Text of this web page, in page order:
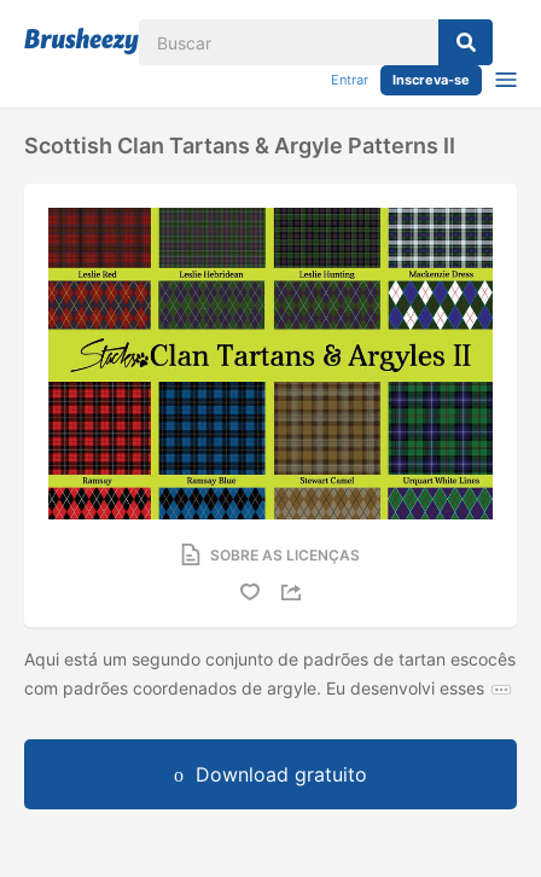
Entrar Inscreva-se
Scottish Clan Tartans & Argyle Patterns II
SOBRE AS LICENÇAS
Aqui está um segundo conjunto de padrões de tartan escocês
com padrões coordenados de argyle. Eu desenvolvi esses
Download gratuito